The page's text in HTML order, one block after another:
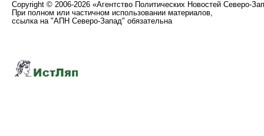
Copyright © 2006-2026 «Агентство Политических Новостей Северо-
При полном или частичном использовании материалов,
ссылка на "АПН Северо-Запад" обязательна